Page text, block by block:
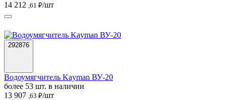
14 212 ,61 ₽/шт
292876
Водоумягчитель Kayman ВУ-20
более 53 шт. в наличии
13 907 ,63 ₽/шт